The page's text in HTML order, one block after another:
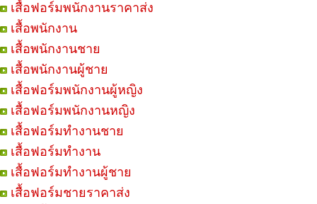
เสื้อฟอร์มพนักงานราคาส่ง
เสื้อพนักงาน
เสื้อพนักงานชาย
เสื้อพนักงานผู้ชาย
เสื้อฟอร์มพนักงานผู้หญิง
เสื้อฟอร์มพนักงานหญิง
เสื้อฟอร์มทำงานชาย
เสื้อฟอร์มทำงาน
เสื้อฟอร์มทำงานผู้ชาย
เสื้อฟอร์มชายราคาส่ง